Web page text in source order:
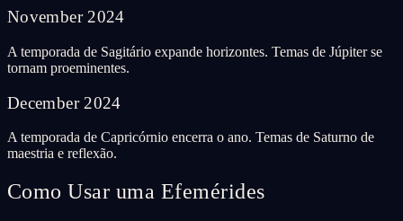
November 2024
A temporada de Sagitário expande horizontes. Temas de Júpiter se
tornam proeminentes.
December 2024
A temporada de Capricórnio encerra o ano. Temas de Saturno de
maestria e reflexão.
Como Usar uma Efemérides